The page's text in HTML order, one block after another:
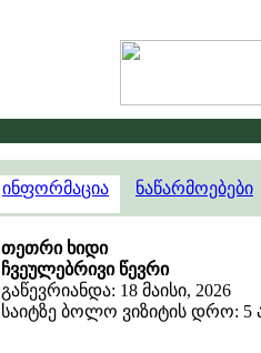
ინფორმაცია ნაწარმოებები
თეთრი ხიდი
ჩვეულებრივი წევრი
გაწევრიანდა: 18 მაისი, 2026
საიტზე ბოლო ვიზიტის დრო: 5